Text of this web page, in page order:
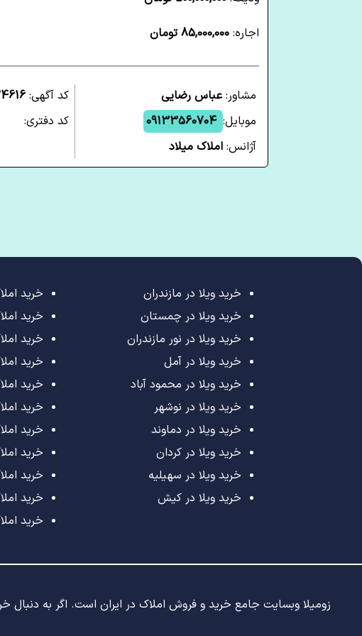
اجاره: 85,000,000 تومان
مشاور: عباس رضایی
موبایل: 09133560704
آژانس: املاک میلاد
کد آگهی:
کد دفتری:
خرید ویلا در مازندران
خرید ویلا در چمستان
خرید ویلا در نور مازندران
خرید ویلا در آمل
خرید ویلا در محمود آباد
خرید ویلا در نوشهر
خرید ویلا در دماوند
خرید ویلا در کردان
خرید ویلا در سهیلیه
خرید ویلا در کیش
خرید
خرید
خرید
خرید
خرید
خرید
خرید
خرید
خرید
خرید
خرید
زومیلا وبسایت جامع خرید و فروش املاک در ایران است. اگر به دنبال